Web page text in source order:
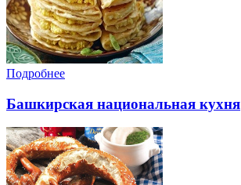
Подробнее
Башкирская национальная кухня